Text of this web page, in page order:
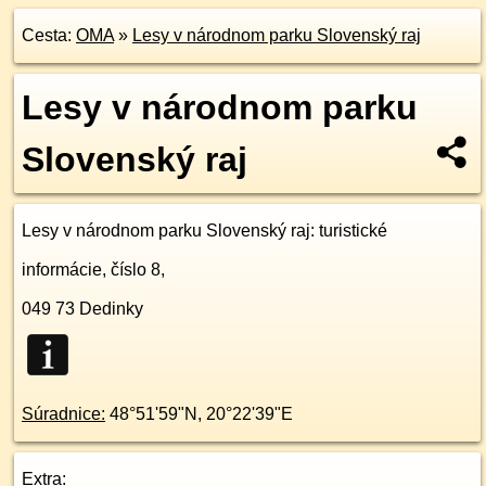
Cesta: OMA» Lesy v národnom parku Slovenský raj
Lesy v národnom parku
Slovenský raj
Lesy v národnom parku Slovenský raj: turistické
informácie, číslo 8,
049 73 Dedinky
Súradnice: 48°51'59"N , 20°22'39"E
Extra: